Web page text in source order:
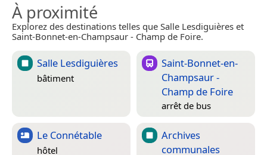
À proximité
Explorez des destinations telles que Salle Lesdiguières et
Saint-Bonnet-en-Champsaur - Champ de Foire.
Salle Lesdiguières
bâtiment
Saint-Bonnet-en-
Champsaur -
Champ de Foire
arrêt de bus
Le Connétable
hôtel
Archives
communales